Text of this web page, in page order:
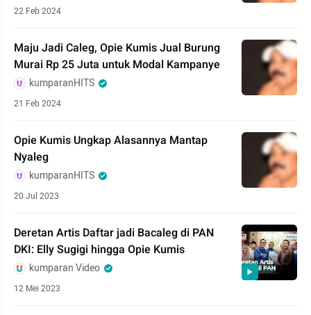
22 Feb 2024
Maju Jadi Caleg, Opie Kumis Jual Burung
Murai Rp 25 Juta untuk Modal Kampanye
kumparanHITS
21 Feb 2024
Opie Kumis Ungkap Alasannya Mantap
Nyaleg
kumparanHITS
20 Jul 2023
Deretan Artis Daftar jadi Bacaleg di PAN
DKI: Elly Sugigi hingga Opie Kumis
kumparan Video
12 Mei 2023